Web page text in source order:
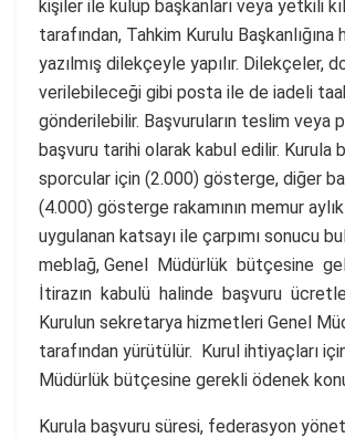
kişiler ile kulüp başkanları veya yetkili
tarafından, Tahkim Kurulu Başkanlığına
yazılmış dilekçeyle yapılır. Dilekçeler,
verilebileceği gibi posta ile de iadeli
gönderilebilir. Başvuruların teslim veya
başvuru tarihi olarak kabul edilir. Kurula
sporcular için (2.000) gösterge, diğer
(4.000) gösterge rakamının memur
uygulanan katsayı ile çarpımı sonucu
meblağ, Genel Müdürlük bütçesine
İtirazın kabulü halinde başvuru
Kurulun sekretarya hizmetleri Genel
tarafından yürütülür. Kurul ihtiyaçları
Müdürlük bütçesine gerekli ödenek
Kurula başvuru süresi, federasyon